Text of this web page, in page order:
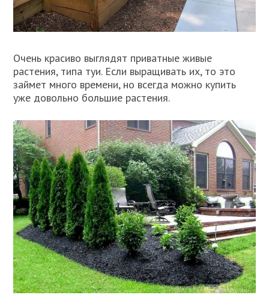
Очень красиво выглядят приватные живые
растения, типа туи. Если выращивать их, то это
займет много времени, но всегда можно купить
уже довольно большие растения.